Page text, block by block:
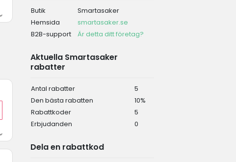
Butik
Smartasaker
Hemsida
smartasaker.se
B2B-support
Är detta ditt företag?
Aktuella Smartasaker
rabatter
Antal rabatter
5
Den bästa rabatten
10%
Rabattkoder
5
Erbjudanden
0
Dela en rabattkod